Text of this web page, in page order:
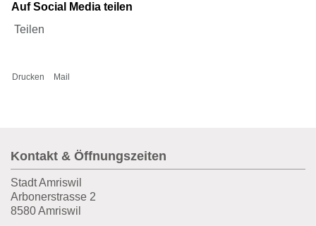
Auf Social Media teilen
Teilen
Drucken Mail
Kontakt & Öffnungszeiten
Stadt Amriswil
Arbonerstrasse 2
8580 Amriswil